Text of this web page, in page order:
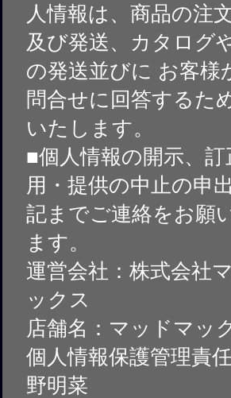
人情報は、商品の注
及び発送、カタログ
の発送並びに お客様
問合せに回答するた
いたします。
■個人情報の開示、
用・提供の中止の申
記までご連絡をお願
ます。
運営会社：株式会社
ックス
店舗名：マッドマッ
個人情報保護管理責
野明菜